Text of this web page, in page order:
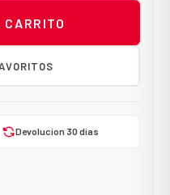
Devolucion 30 dias